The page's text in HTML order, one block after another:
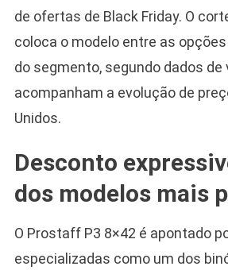
de ofertas de Black Friday. O
coloca o modelo entre as
do segmento, segundo dados
acompanham a evolução de
Unidos.
Desconto
dos modelos mais
O Prostaff P3 8×42 é apontado
especializadas como um dos